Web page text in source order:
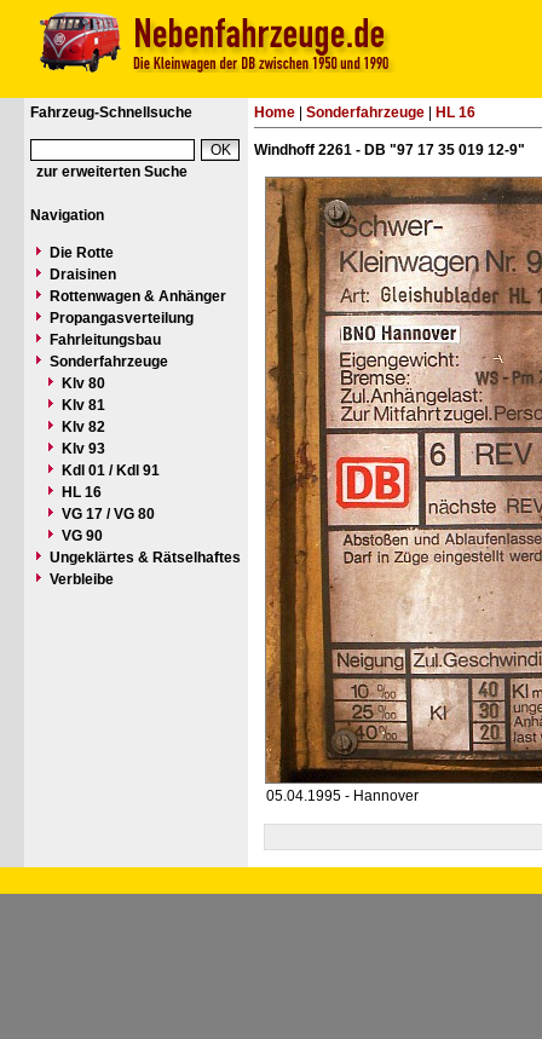
Fahrzeug-Schnellsuche
zur erweiterten Suche
Navigation
Die Rotte
Draisinen
Rottenwagen & Anhänger
Propangasverteilung
Fahrleitungsbau
Sonderfahrzeuge
Klv 80
Klv 81
Klv 82
Klv 93
Kdl 01 / Kdl 91
HL 16
VG 17 / VG 80
VG 90
Ungeklärtes & Rätselhaftes
Verbleibe
Home Sonderfahrzeuge HL 16
Windhoff 2261 - DB "97 17 35 019 12-9"
05.04.1995 - Hannover